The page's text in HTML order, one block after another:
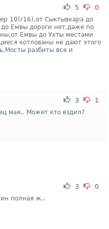
5 0
10(r16),от Сыктывкара до
до Емвы дороги нет,даже по
Емвы до Ухты местами
котлованы не дают этого
разбиты все и
3 1
мая.. Может кто ездил?
3 0
полная ж..